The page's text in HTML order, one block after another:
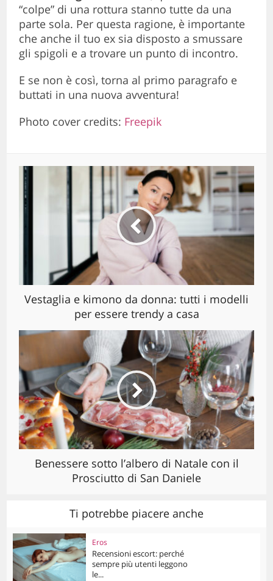
“colpe” di una rottura stanno tutte da una
parte sola. Per questa ragione, è importante
che anche il tuo ex sia disposto a smussare
gli spigoli e a trovare un punto di incontro.
E se non è così, torna al primo paragrafo e
buttati in una nuova avventura!
Photo cover credits: Freepik
Vestaglia e kimono da donna: tutti i modelli
per essere trendy a casa
Benessere sotto l’albero di Natale con il
Prosciutto di San Daniele
Ti potrebbe piacere anche
Eros
Recensioni escort: perché
sempre più utenti leggono
le...